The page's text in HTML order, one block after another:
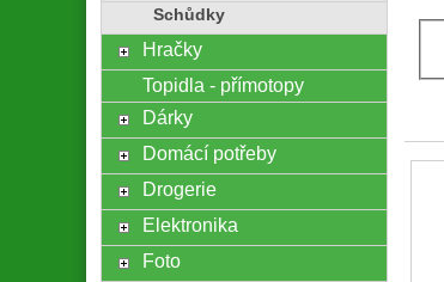
Schůdky
Hračky
Topidla - přímotopy
Dárky
Domácí potřeby
Drogerie
Elektronika
Foto